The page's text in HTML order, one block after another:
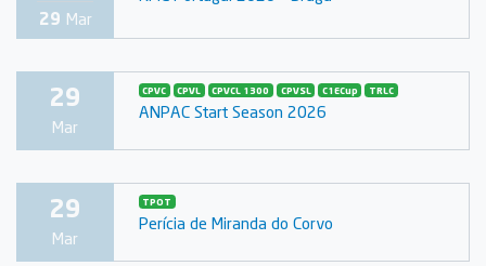
29 Mar
29
Mar
CPVC CPVL CPVCL 1300 CPVSL C1ECup TRLC
ANPAC Start Season 2026
29
Mar
TPOT
Perícia de Miranda do Corvo